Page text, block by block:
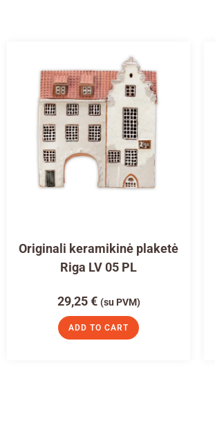
Originali keramikinė plaketė
Riga LV 05 PL
29,25€ (su PVM)
ADD TO CART